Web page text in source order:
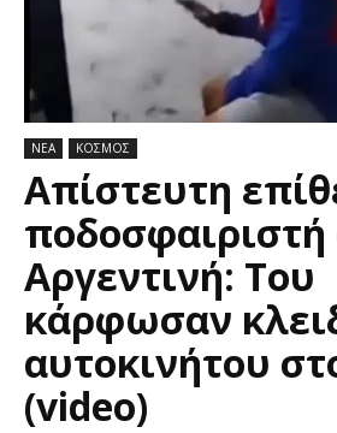
ΝΕΑ ΚΟΣΜΟΣ
Απίστευτη
ποδοσφαιριστή
Αργεντινή: Του
κάρφωσαν
αυτοκινήτου
(video)